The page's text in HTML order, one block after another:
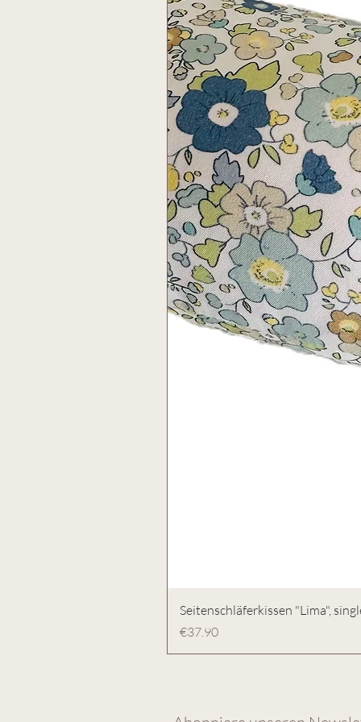
Seitenschläferkissen "Lima",
Price
€37.90